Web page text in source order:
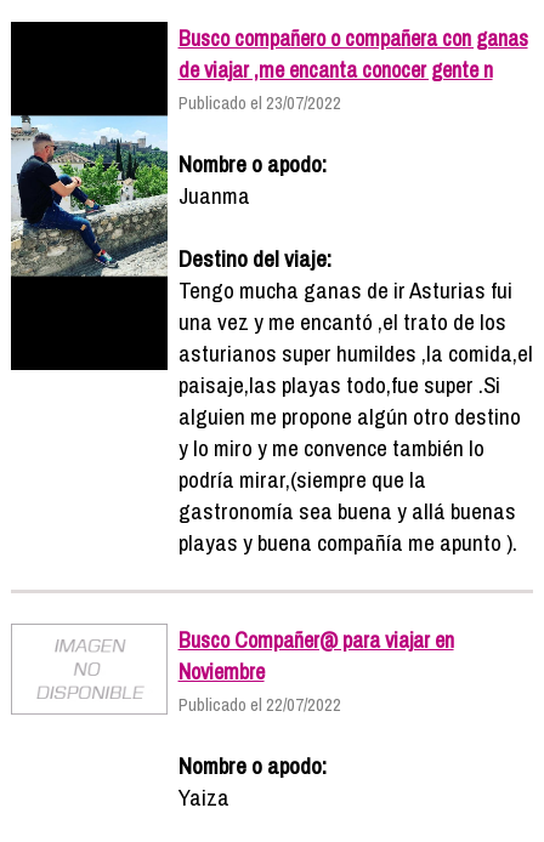
Busco compañero o compañera con ganas
de viajar ,me encanta conocer gente n
Publicado el 23/07/2022
Nombre o apodo:
Juanma
Destino del viaje:
Tengo mucha ganas de ir Asturias fui
una vez y me encantó ,el trato de los
asturianos super humildes ,la comida,el
paisaje,las playas todo,fue super .Si
alguien me propone algún otro destino
y lo miro y me convence también lo
podría mirar,(siempre que la
gastronomía sea buena y allá buenas
playas y buena compañía me apunto ).
Busco Compañer@ para viajar en
Noviembre
Publicado el 22/07/2022
Nombre o apodo:
Yaiza